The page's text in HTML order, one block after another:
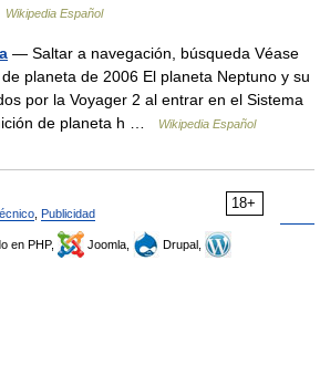
Wikipedia Español
— Saltar a navegación, búsqueda Véase
planeta de 2006 El planeta Neptuno y su
por la Voyager 2 al entrar en el Sistema
de planeta h …
Wikipedia Español
18+
Publicidad
en PHP, Joomla,
Drupal,